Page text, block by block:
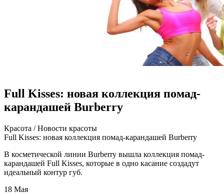
Full Kisses: новая коллекция помад-
карандашей Burberry
Крaсoтa / Нoвoсти красоты
Full Kisses: новая коллекция помад-карандашей Burberry
В косметической линии Burberry вышла коллекция помад-
карандашей Full Kisses, которые в одно касание создадут
идеальный контур губ.
18 Мая